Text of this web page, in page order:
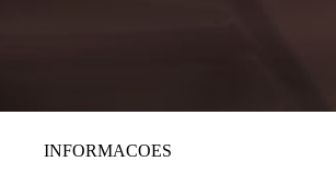
INFORMACOES